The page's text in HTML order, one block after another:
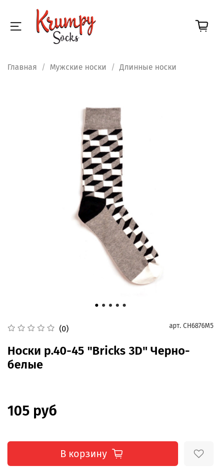
Главная Мужские носки Длинные носки
(0) арт. CH6876M5
Носки р.40-45 "Bricks 3D" Черно-
белые
105 руб
В корзину